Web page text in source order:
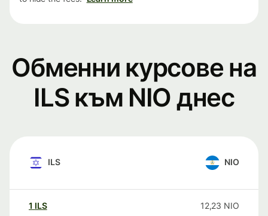
Обменни курсове на
ILS към NIO днес
ILS NIO
1 ILS 12,23 NIO